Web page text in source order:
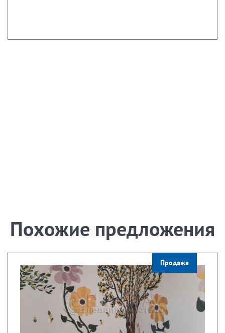
Похожие предложения
Продажа